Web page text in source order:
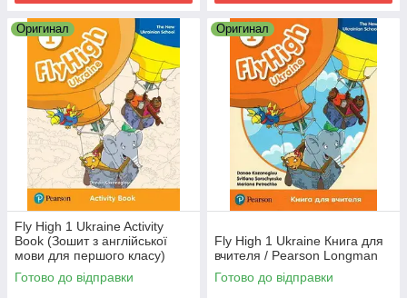
Оригинал
Fly High 1 Ukraine Activity
Book (Зошит з англійської
мови для першого класу)
Готово до відправки
Оригинал
Fly High 1 Ukraine Книга для
вчителя / Pearson Longman
Готово до відправки